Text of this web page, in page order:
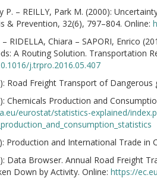
P. – REILLY, Park M. (2000):
& Prevention, 32(6), 797–804. Online:
– RIDELLA, Chiara – SAPORI, Enrico
A Routing Solution. Transportation
j.trpro.2016.05.407
Road Freight Transport of Dangerous
Chemicals Production and
eurostat/statistics-explained/
Production and International Trade in
Data Browser. Annual Road Freight
Down by Activity. Online: https://